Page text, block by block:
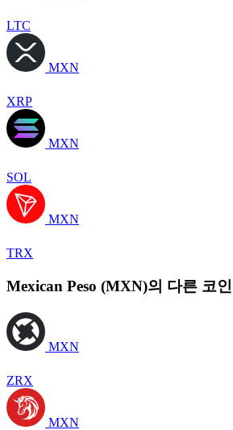
LTC
MXN
XRP
MXN
SOL
MXN
TRX
Mexican Peso (MXN)의 다른 코인
MXN
ZRX
MXN